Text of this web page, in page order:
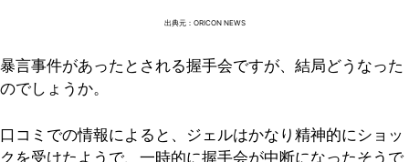
出典元：ORICON NEWS
暴言事件があったとされる握手会ですが、結局どうなった
のでしょうか。
口コミでの情報によると、ジェルはかなり精神的にショッ
クを受けたようで、一時的に握手会が中断になったそうで